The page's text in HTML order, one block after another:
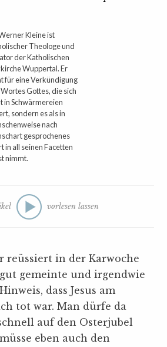
Kleine ist
Theologe und
der Katholischen
Wuppertal. Er
für eine Verkündigung
Gottes, die sich
in Schwärmereien
sondern es als in
nach
gesprochenes
in all seinen Facetten
nimmt.
vorlesen lassen
reüssiert in der Karwoche
gemeinte und irgendwie
dass Jesus am
tot war. Man dürfe da
auf den Osterjubel
eben auch den